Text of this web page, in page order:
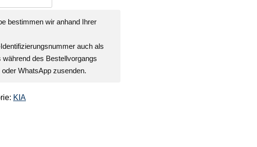
bestimmen wir anhand Ihrer
auch als
des Bestellvorgangs
WhatsApp zusenden.
KIA